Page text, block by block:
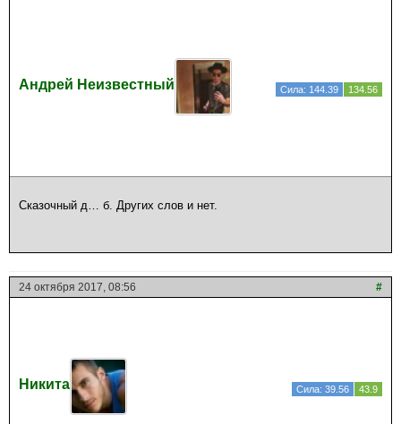
Андрей Неизвестный Сила: 144.39 134.56
Сказочный д… б. Других слов и нет.
24 октября 2017, 08:56 #
Никита Сила: 39.56 43.9